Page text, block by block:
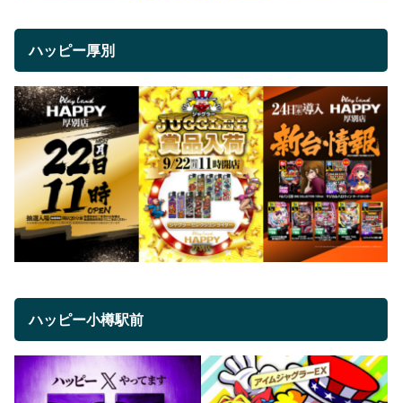
ハッピー厚別
ハッピー小樽駅前